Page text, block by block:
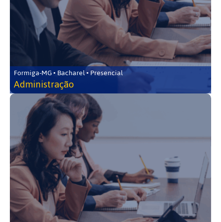
Formiga-MG • Bacharel • Presencial
Administração